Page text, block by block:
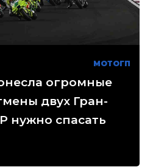
МОТОГП
огромные
двух Гран-
нужно спасать